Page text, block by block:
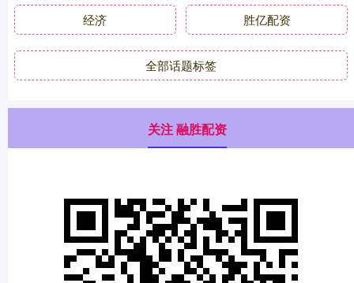
经济 胜亿配资
全部话题标签
关注 融胜配资